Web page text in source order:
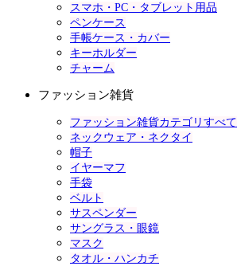
スマホ・PC・タブレット用品
ペンケース
手帳ケース・カバー
キーホルダー
チャーム
ファッション雑貨
ファッション雑貨カテゴリすべて
ネックウェア・ネクタイ
帽子
イヤーマフ
手袋
ベルト
サスペンダー
サングラス・眼鏡
マスク
タオル・ハンカチ